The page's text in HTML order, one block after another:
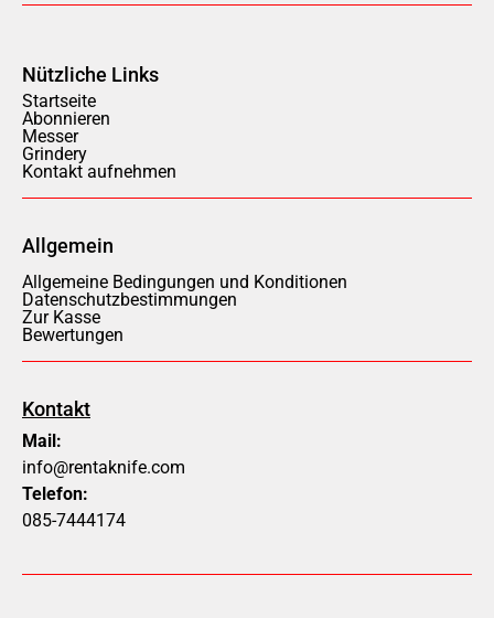
Nützliche Links
Startseite
Abonnieren
Messer
Grindery
Kontakt aufnehmen
Allgemein
Allgemeine Bedingungen und Konditionen
Datenschutzbestimmungen
Zur Kasse
Bewertungen
Kontakt
Mail:
info@rentaknife.com
Telefon:
085-7444174